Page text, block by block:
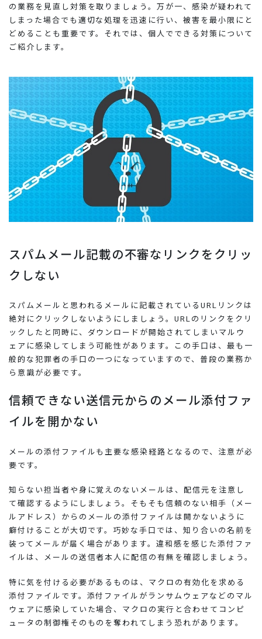
の業務を見直し対策を取りましょう。万が一、感染が疑われて
しまった場合でも適切な処理を迅速に行い、被害を最小限にと
どめることも重要です。それでは、個人でできる対策について
ご紹介します。
スパムメール記載の不審なリンクをクリッ
クしない
スパムメールと思われるメールに記載されているURLリンクは
絶対にクリックしないようにしましょう。URLのリンクをクリ
ックしたと同時に、ダウンロードが開始されてしまいマルウ
ェアに感染してしまう可能性があります。この手口は、最も一
般的な犯罪者の手口の一つになっていますので、普段の業務か
ら意識が必要です。
信頼できない送信元からのメール添付ファ
イルを開かない
メールの添付ファイルも主要な感染経路となるので、注意が必
要です。
知らない担当者や身に覚えのないメールは、配信元を注意し
て確認するようにしましょう。そもそも信頼のない相手（メー
ルアドレス）からのメールの添付ファイルは開かないように
癖付けることが大切です。巧妙な手口では、知り合いの名前を
装ってメールが届く場合があります。違和感を感じた添付ファ
イルは、メールの送信者本人に配信の有無を確認しましょう。
特に気を付ける必要があるものは、マクロの有効化を求める
添付ファイルです。添付ファイルがランサムウェアなどのマル
ウェアに感染していた場合、マクロの実行と合わせてコンピ
ュータの制御権そのものを奪われてしまう恐れがあります。